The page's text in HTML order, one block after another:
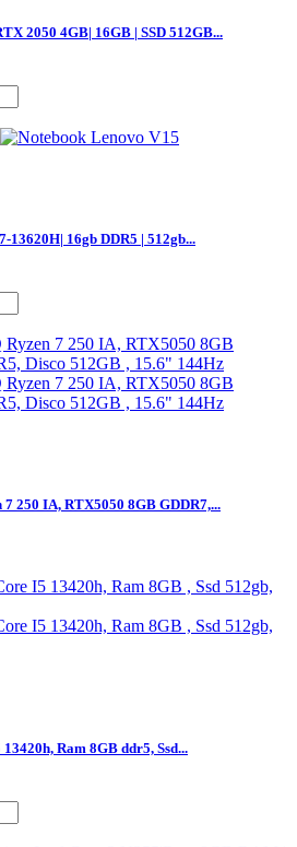
2050 4GB| 16GB | SSD 512GB...
13620H| 16gb DDR5 | 512gb...
250 IA, RTX5050 8GB GDDR7,...
Ram 8GB ddr5, Ssd...